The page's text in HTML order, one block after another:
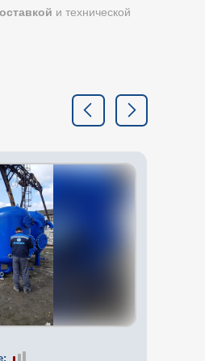
и технической